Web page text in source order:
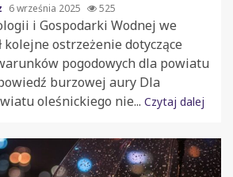
6 września 2025 525
i Gospodarki Wodnej we
kolejne ostrzeżenie dotyczące
pogodowych dla powiatu
burzowej aury Dla
oleśnickiego nie... Czytaj dalej